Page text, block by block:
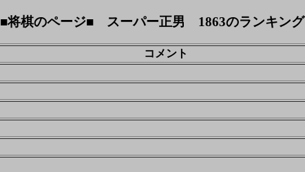
■将棋のページ■ スーパー正男 1863のランキング
コメント